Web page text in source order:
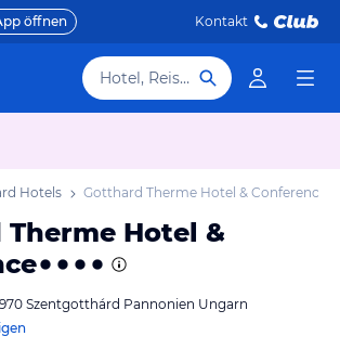
öffnen Kontakt
Hotel, Reiseziel
Hotels Gotthard Therme Hotel & Conference
Hotel &
Szentgotthárd Pannonien Ungarn